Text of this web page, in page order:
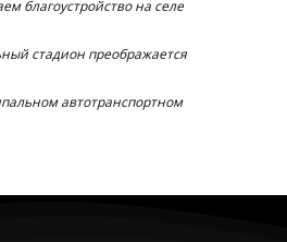
благоустройство на селе
стадион преображается
автотранспортном